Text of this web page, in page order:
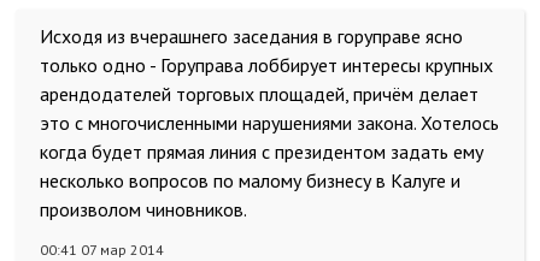
Исходя из вчерашнего заседания в горуправе ясно
только одно - Горуправа лоббирует интересы крупных
арендодателей торговых площадей, причём делает
это с многочисленными нарушениями закона. Хотелось
когда будет прямая линия с президентом задать ему
несколько вопросов по малому бизнесу в Калуге и
произволом чиновников.
00:41 07 мар 2014